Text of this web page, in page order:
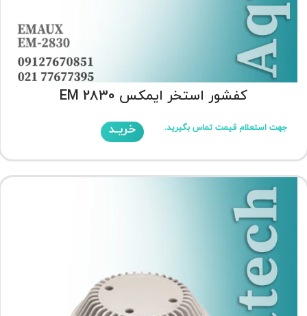
کفشور استخر ایمکس EM 2830
جهت استعلام قیمت تماس بگیرید. خریـد